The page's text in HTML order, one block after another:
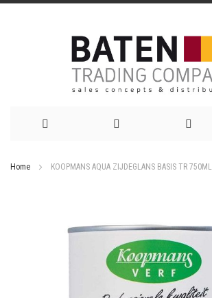
Home KOOPMANS AQUA ZIJDEGLANS BASIS TR 750ML